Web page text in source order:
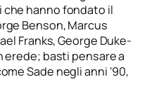
che hanno fondato il
Benson, Marcus
Franks, George Duke-
basti pensare a
Sade negli anni ‘90,